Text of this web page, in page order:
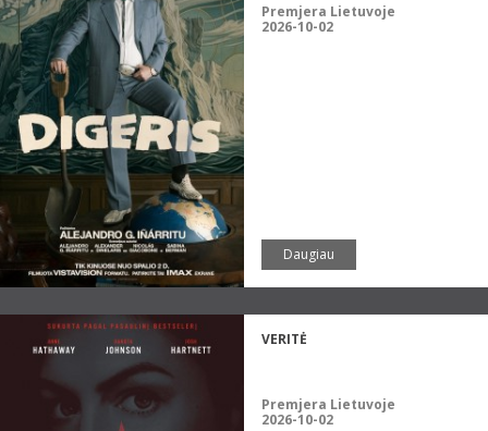
Premjera Lietuvoje
2026-10-02
Daugiau
VERITĖ
Premjera Lietuvoje
2026-10-02